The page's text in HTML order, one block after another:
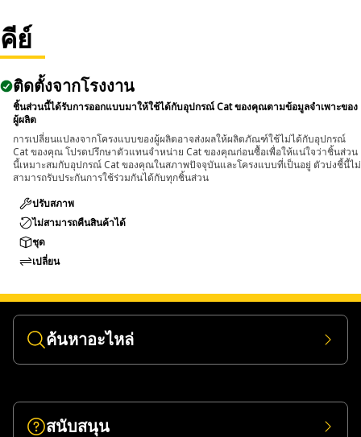
คีย์
ติดตั้งจากโรงงาน
ชิ้นส่วนนี้ได้รับการออกแบบมาให้ใช้ได้กับอุปกรณ์ Cat ของคุณตามข้อมูลจำเพาะของ
ผู้ผลิต
การเปลี่ยนแปลงจากโครงแบบของผู้ผลิตอาจส่งผลให้ผลิตภัณฑ์ใช้ไม่ได้กับอุปกรณ์
Cat ของคุณ โปรดปรึกษาตัวแทนจำหน่าย Cat ของคุณก่อนซื้อเพื่อให้แน่ใจว่าชิ้นส่วน
นี้เหมาะสมกับอุปกรณ์ Cat ของคุณในสภาพปัจจุบันและโครงแบบที่เป็นอยู่ ตัวบ่งชี้นี้ไม่
สามารถรับประกันการใช้ร่วมกันได้กับทุกชิ้นส่วน
ปรับสภาพ
ไม่สามารถคืนสินค้าได้
ชุด
เปลี่ยน
ค้นหาอะไหล่
สนับสนุน